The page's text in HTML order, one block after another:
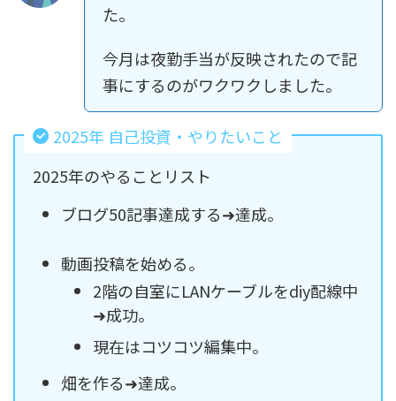
た。
今月は夜勤手当が反映されたので記
事にするのがワクワクしました。
2025年 自己投資・やりたいこと
2025年のやることリスト
ブログ50記事達成する➜達成。
動画投稿を始める。
2階の自室にLANケーブルをdiy配線中
➜成功。
現在はコツコツ編集中。
畑を作る➜達成。